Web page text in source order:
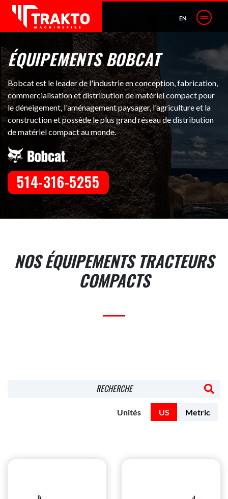
EN
ÉQUIPEMENTS BOBCAT
Bobcat est le leader de l'industrie en conception, fabrication,
commercialisation et distribution de matériel compact pour
le déneigement, l'aménagement paysager, l'agriculture et la
construction et possède le plus grand réseau de distribution
de matériel compact au monde.
514-316-5255
NOS ÉQUIPEMENTS TRACTEURS
COMPACTS
RECHERCHE
Unités US Metric